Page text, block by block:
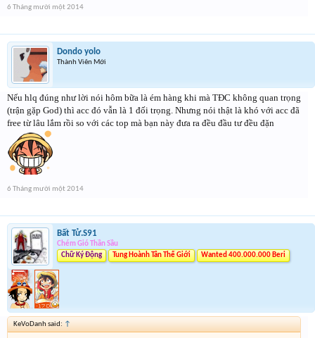
6 Tháng mười một 2014
Dondo yolo
Thành Viên Mới
Nếu hlq đúng như lời nói hôm bữa là ém hàng khi mà TĐC không quan trọng
(trận gặp God) thì acc đó vẫn là 1 đối trọng. Nhưng nói thật là khó với acc đã
free từ lâu lắm rồi so với các top mà bạn này đưa ra đều đầu tư đều đặn
6 Tháng mười một 2014
Bất Tử.S91
Chém Gió Thần Sầu
Chữ Ký Động
Tung Hoành Tân Thế Giới Wanted 400.000.000 Beri
KeVoDanh said: ↑